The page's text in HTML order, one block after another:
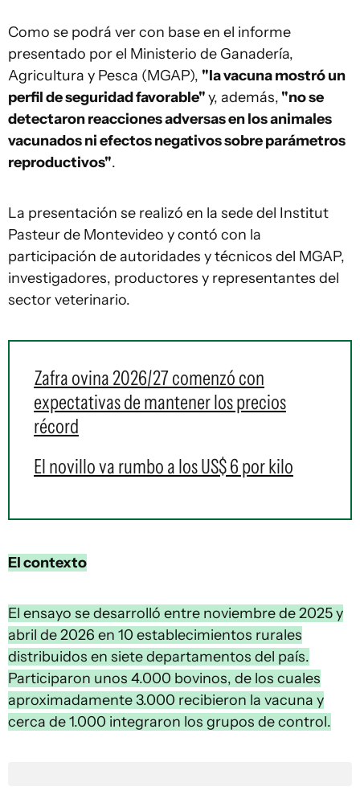
Como se podrá ver con base en el informe
presentado por el Ministerio de Ganadería,
Agricultura y Pesca (MGAP), "la vacuna mostró un
perfil de seguridad favorable"y, además, "no se
detectaron reacciones adversas en los animales
vacunados ni efectos negativos sobre parámetros
reproductivos".
La presentación se realizó en la sede del Institut
Pasteur de Montevideo y contó con la
participación de autoridades y técnicos del MGAP,
investigadores, productores y representantes del
sector veterinario.
Zafra ovina 2026/27 comenzó con
expectativas de mantener los precios
récord
El novillo va rumbo a los US$ 6 por kilo
El contexto
El ensayo se desarrolló entre noviembre de 2025 y
abril de 2026 en 10 establecimientos rurales
distribuidos en siete departamentos del país.
Participaron unos 4.000 bovinos, de los cuales
aproximadamente 3.000 recibieron la vacuna y
cerca de 1.000 integraron los grupos de control.